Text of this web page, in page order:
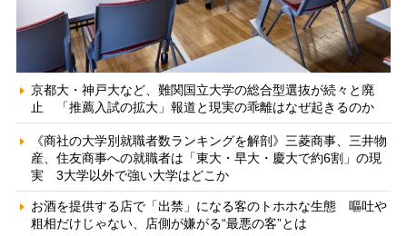
京都大・神戸大など、難関国立大学の総合型選抜が続々と廃
止 「推薦入試の拡大」報道と現実の乖離はなぜ起きるのか
《商社の大学別就職者数ランキングを解剖》三菱商事、三井物
産、住友商事への就職者は「東大・早大・慶大で約6割」の現
実 3大学以外で強い大学はどこか
お酒を提供する店で「出禁」になる客のトホホな生態 嘔吐や
粗相だけじゃない、店側が嫌がる“最悪の客”とは